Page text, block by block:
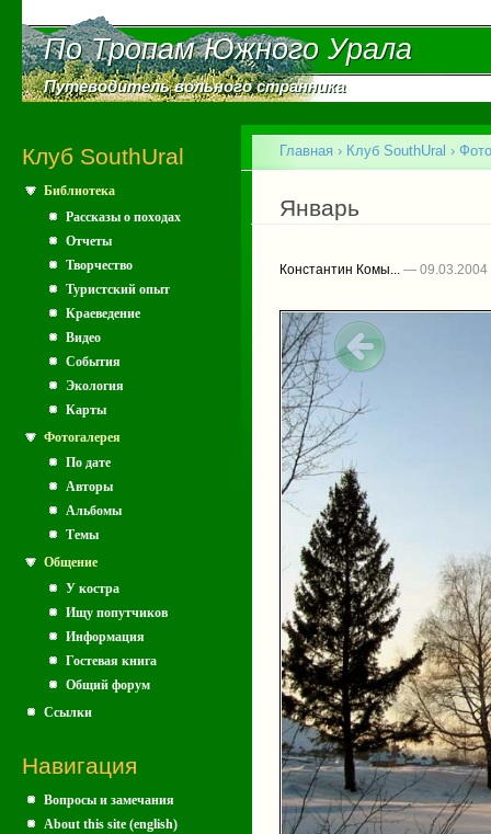
По Тропам Южного Урала
По Тропам Южного Урала
Путеводитель вольного странника
Путеводитель вольного странника
Клуб SouthUral
Библиотека
Рассказы о походах
Отчеты
Творчество
Туристский опыт
Краеведение
Видео
События
Экология
Карты
Фотогалерея
По дате
Авторы
Альбомы
Темы
Общение
У костра
Ищу попутчиков
Информация
Гостевая книга
Общий форум
Ссылки
Навигация
Вопросы и замечания
About this site (english)
Вы здесь
Главная › Клуб SouthUral ›
Январь
Константин Комы... — 09.03.2004